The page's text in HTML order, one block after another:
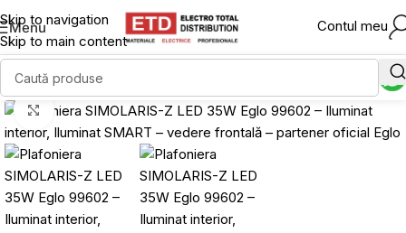
Skip to navigation
Skip to main content
Menu Contul meu
Click to enlarge